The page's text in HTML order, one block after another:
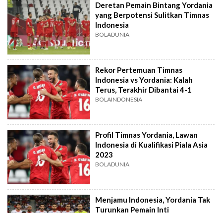
Deretan Pemain Bintang Yordania
yang Berpotensi Sulitkan Timnas
Indonesia
BOLADUNIA
Rekor Pertemuan Timnas
Indonesia vs Yordania: Kalah
Terus, Terakhir Dibantai 4-1
BOLAINDONESIA
Profil Timnas Yordania, Lawan
Indonesia di Kualifikasi Piala Asia
2023
BOLADUNIA
Menjamu Indonesia, Yordania Tak
Turunkan Pemain Inti